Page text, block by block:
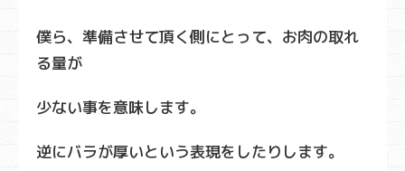
僕ら、準備させて頂く側にとって、お肉の取れ
る量が
少ない事を意味します。
逆にバラが厚いという表現をしたりします。